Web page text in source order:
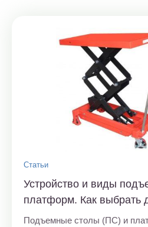
Статьи
Устройство и виды
платформ. Как выбрать
Подъемные столы (ПС) и